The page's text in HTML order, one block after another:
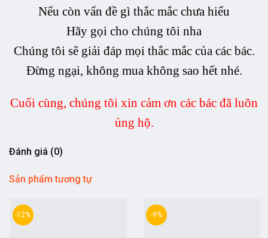
Nếu còn vấn đề gì thắc mắc chưa hiểu
Hãy gọi cho chúng tôi nha
Chúng tôi sẽ giải đáp mọi thắc mắc của các bác.
Đừng ngại, không mua không sao hết nhé.
Cuối cùng, chúng tôi xin cảm ơn các bác đã luôn
ủng hộ.
Đánh giá (0)
Sản phẩm tương tự
-12% -9%